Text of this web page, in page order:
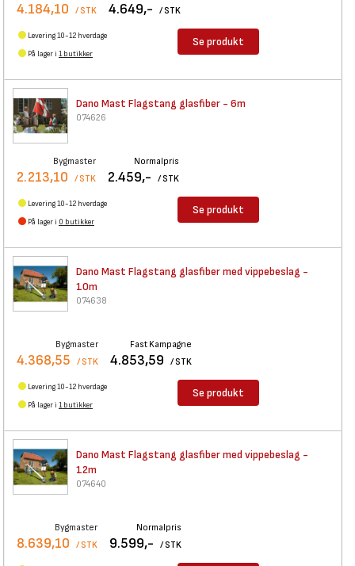
4.184,10 / STK 4.649,- / STK
Levering 10-12 hverdage
På lager i 1 butikker
Se produkt
Dano Mast Flagstang glasfiber - 6m
074626
Bygmaster
2.213,10 / STK
Normalpris
2.459,- / STK
Levering 10-12 hverdage
På lager i 0 butikker
Se produkt
Dano Mast Flagstang glasfibermed vippebeslag -
10m
074638
Bygmaster
4.368,55 / STK
Fast Kampagne
4.853,59 / STK
Levering 10-12 hverdage
På lager i 1 butikker
Se produkt
Dano Mast Flagstang glasfibermed vippebeslag -
12m
074640
Bygmaster
8.639,10 / STK
Normalpris
9.599,- / STK